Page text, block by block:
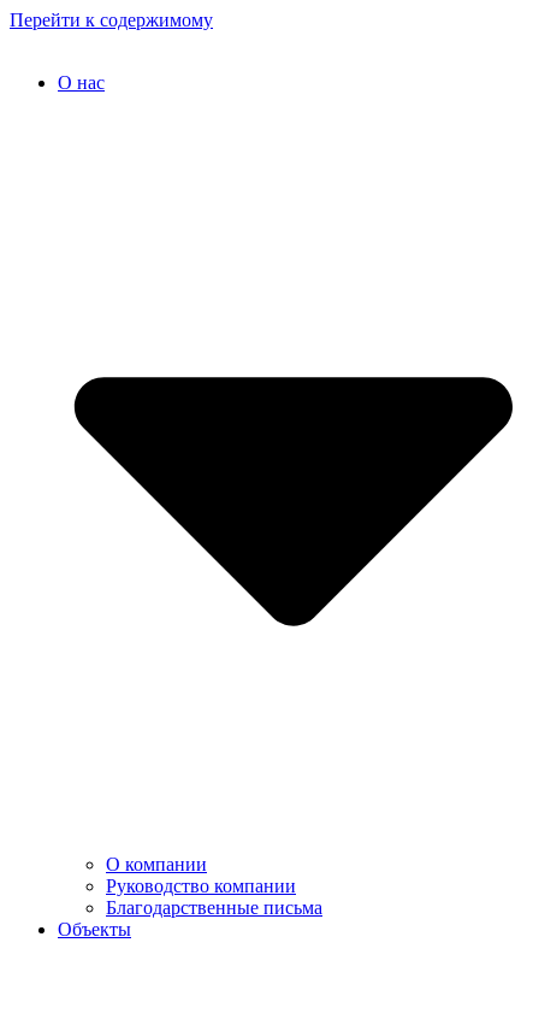
Перейти к содержимому
О нас
О компании
Руководство компании
Благодарственные письма
Объекты